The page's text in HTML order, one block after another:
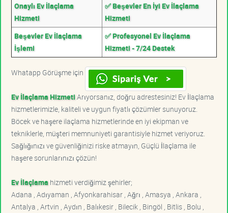
Onaylı Ev İlaçlama
Hizmeti
✅ Beşevler En İyi Ev İlaçlama
Hizmeti
Beşevler Ev İlaçlama
İşlemi
✅ Profesyonel Ev İlaçlama
Hizmeti - 7/24 Destek
Whatapp Görüşme için
Ev İlaçlama HizmetiArıyorsanız, doğru adrestesiniz! Ev İlaçlama
hizmetlerimizle, kaliteli ve uygun fiyatlı çözümler sunuyoruz.
Böcek ve haşere ilaçlama hizmetlerinde en iyi ekipman ve
tekniklerle, müşteri memnuniyeti garantisiyle hizmet veriyoruz.
Sağlığınızı ve güvenliğinizi riske atmayın, Güçlü İlaçlama ile
haşere sorunlarınızı çözün!
Ev İlaçlama hizmeti verdiğimiz şehirler;
Adana , Adıyaman , Afyonkarahisar , Ağrı , Amasya , Ankara ,
Antalya , Artvin , Aydın , Balıkesir , Bilecik , Bingöl , Bitlis , Bolu ,